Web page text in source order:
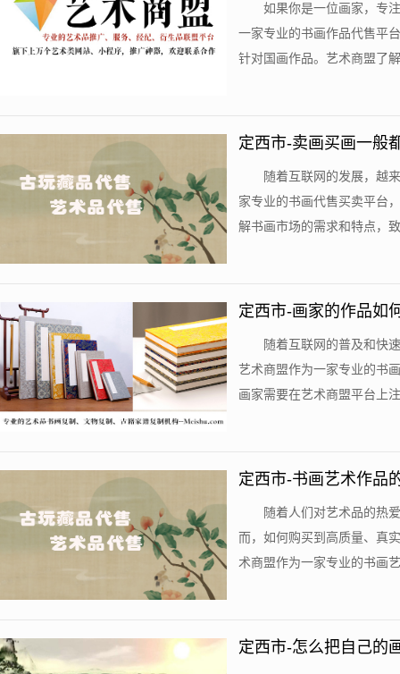
如果你是一位画家，专
一家专业的书画作品代售平
针对国画作品。艺术商盟了
定西市-卖画买画一般
随着互联网的发展，越
家专业的书画代售买卖平台
解书画市场的需求和特点，
定西市-画家的作品如
随着互联网的普及和快
艺术商盟作为一家专业的书
画家需要在艺术商盟平台上
定西市-书画艺术作品
随着人们对艺术品的热
而，如何购买到高质量、真
术商盟作为一家专业的书画
定西市-怎么把自己的